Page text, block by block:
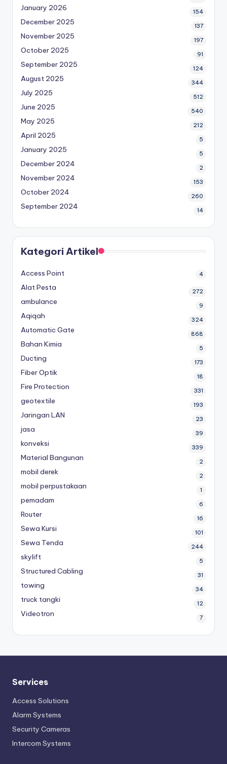
January 2026 154
December 2025 137
November 2025 197
October 2025 91
September 2025 124
August 2025 344
July 2025 512
June 2025 540
May 2025 212
April 2025 5
January 2025 5
December 2024 2
November 2024 153
October 2024 260
September 2024 14
Kategori Artikel
Access Point 4
Alat Pesta 272
ambulance 9
Aqiqah 324
Automatic Gate 868
Bahan Kimia 5
Ducting 173
Fiber Optik 18
Fire Protection 331
geotextile 193
Jaringan LAN 23
jasa 39
konveksi 339
Material Bangunan 2
mobil derek 2
mobil perpustakaan 1
pemadam 6
Router 16
Sewa Kursi 101
Sewa Tenda 244
skylift 5
Structured Cabling 31
towing 34
truck tangki 12
Videotron 7
Services
Access Solutions
Alarm Systems
Security Cameras
Intercom Systems